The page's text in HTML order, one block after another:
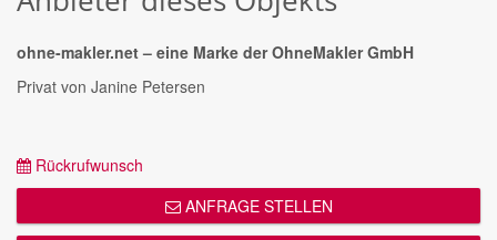
ohne-makler.net – eine Marke der OhneMakler GmbH
Privat von Janine Petersen
Rückrufwunsch
ANFRAGE STELLEN